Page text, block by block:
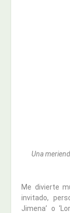
Una
Me divierte
invitado,
Jimena’ o